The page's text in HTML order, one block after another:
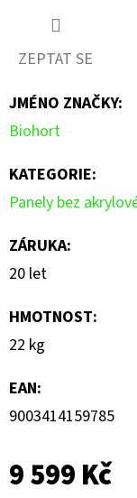
hodnocení
0,0
z
5
hvězdiček.
ZEPTAT SE
JMÉNO ZNAČKY:
Biohort
KATEGORIE:
Panely bez
ZÁRUKA:
20 let
HMOTNOST:
22 kg
EAN:
9003414159785
9 599 Kč